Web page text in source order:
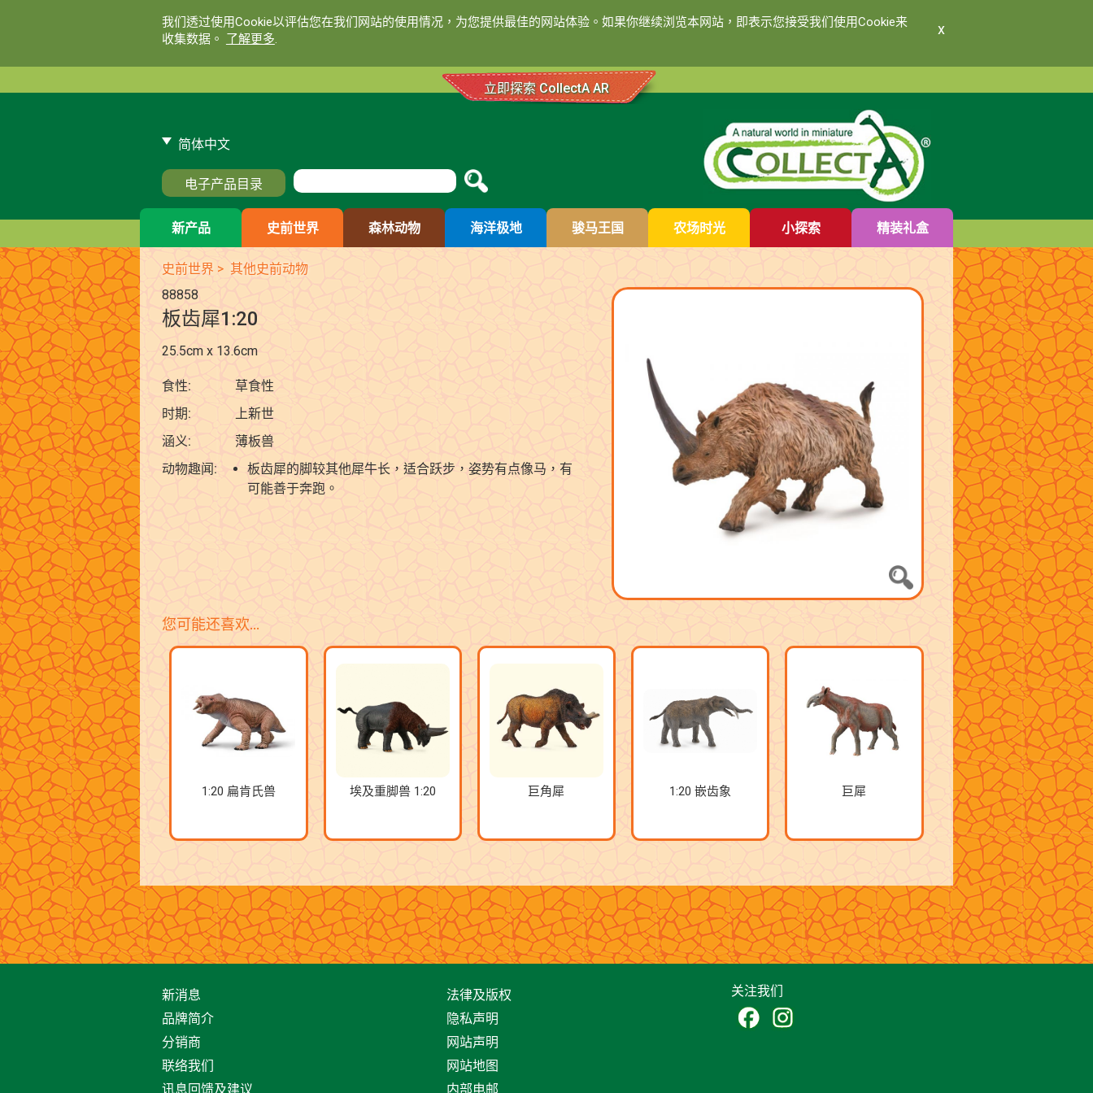
我们透过使用Cookie以评估您在我们网站的使用情况，为您提供最佳的网站体验。如果你继续浏览本网站，即表示您接受我们使用Cookie来
收集数据。 了解更多.
x
立即探索 CollectA AR
简体中文
电子产品目录
新产品 史前世界 森林动物 海洋极地 骏马王国 农场时光 小探索 精装礼盒
史前世界 > 其他史前动物
88858
板齿犀1:20
25.5cm x 13.6cm
食性:
草食性
时期:
上新世
涵义:
薄板兽
动物趣闻:
板齿犀的脚较其他犀牛长，适合跃步，姿势有点像马，有
可能善于奔跑。
您可能还喜欢…
1:20 扁肯氏兽 埃及重脚兽 1:20 巨角犀 1:20 嵌齿象 巨犀
新消息
品牌简介
分销商
联络我们
讯息回馈及建议
法律及版权
隐私声明
网站声明
网站地图
内部电邮
关注我们